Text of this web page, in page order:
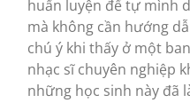
huấn luyện để tự mình
mà không cần hướng
chú ý khi thấy ở một
nhạc sĩ chuyên nghiệp
những học sinh này đã